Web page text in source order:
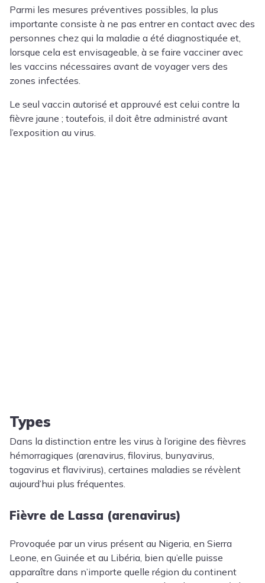
Parmi les mesures préventives possibles, la plus
importante consiste à ne pas entrer en contact avec des
personnes chez qui la maladie a été diagnostiquée et,
lorsque cela est envisageable, à se faire vacciner avec
les vaccins nécessaires avant de voyager vers des
zones infectées.
Le seul vaccin autorisé et approuvé est celui contre la
fièvre jaune ; toutefois, il doit être administré avant
l’exposition au virus.
Types
Dans la distinction entre les virus à l’origine des fièvres
hémorragiques (arenavirus, filovirus, bunyavirus,
togavirus et flavivirus), certaines maladies se révèlent
aujourd’hui plus fréquentes.
Fièvre de Lassa (arenavirus)
Provoquée par un virus présent au Nigeria, en Sierra
Leone, en Guinée et au Libéria, bien qu’elle puisse
apparaître dans n’importe quelle région du continent